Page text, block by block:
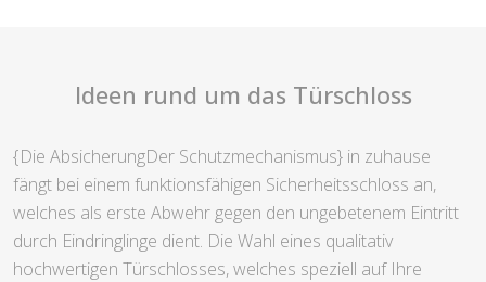
Ideen rund um das Türschloss
{Die AbsicherungDer Schutzmechanismus} in zuhause
fängt bei einem funktionsfähigen Sicherheitsschloss an,
welches als erste Abwehr gegen den ungebetenem Eintritt
durch Eindringlinge dient. Die Wahl eines qualitativ
hochwertigen Türschlosses, welches speziell auf Ihre